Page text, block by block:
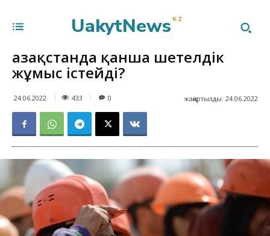
UakytNews KZ
Қазақстанда қанша шетелдік
жұмыс істейді?
24.06.2022 433 жаңартылды: 24.06.2022
0